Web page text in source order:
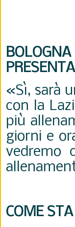
«Sì, sarà
con la
più
giorni e
vedremo
COME